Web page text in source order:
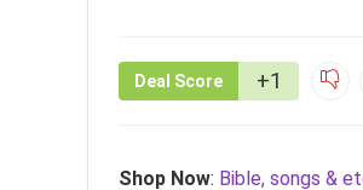
Deal Score +1
Shop Now: Bible, songs &